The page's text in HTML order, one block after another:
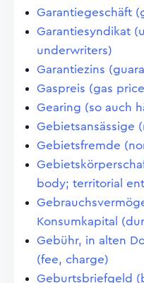
Garantiegeschäft
Garantiesyndikat
underwriters)
Garantiezins
Gaspreis (gas
Gearing (so auch
Gebietsansässige
Gebietsfremde
body; territorial
Konsumkapital
Gebühr, in alten
(fee, charge)
Geburtsbriefgeld